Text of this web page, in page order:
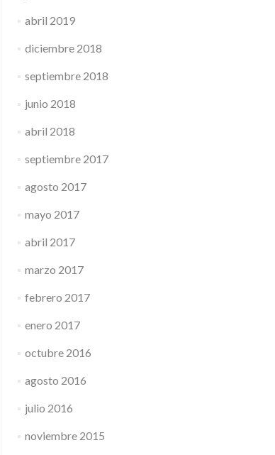
abril 2019
diciembre 2018
septiembre 2018
junio 2018
abril 2018
septiembre 2017
agosto 2017
mayo 2017
abril 2017
marzo 2017
febrero 2017
enero 2017
octubre 2016
agosto 2016
julio 2016
noviembre 2015